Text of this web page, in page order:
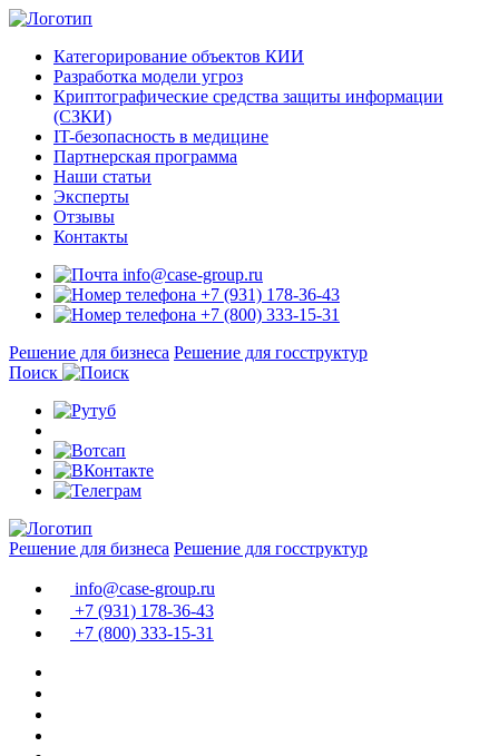
Категорирование объектов КИИ
Разработка модели угроз
Криптографические средства защиты информации
(СЗКИ)
IT-безопасность в медицине
Партнерская программа
Наши статьи
Эксперты
Отзывы
Контакты
info@case-group.ru
+7 (931) 178-36-43
+7 (800) 333-15-31
Решение для бизнеса Решение для госструктур
Поиск
Решение для бизнеса Решение для госструктур
info@case-group.ru
+7 (931) 178-36-43
+7 (800) 333-15-31